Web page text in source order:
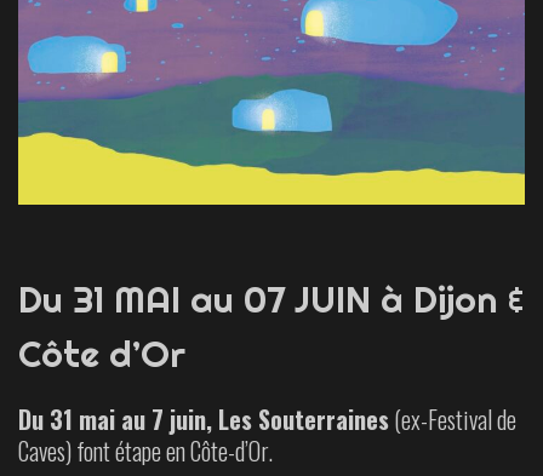
Du 31 MAI au 07 JUIN à Dijon &
Côte d’Or
Du 31 mai au 7 juin, Les Souterraines(ex-Festival de
Caves) font étape en Côte-d’Or.